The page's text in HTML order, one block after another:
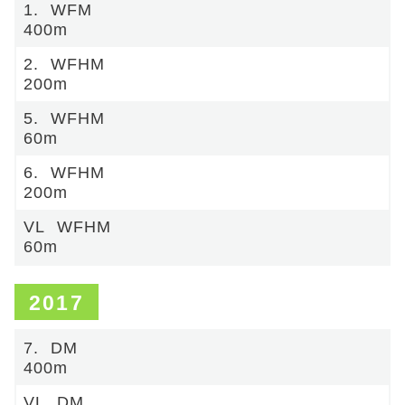
1.
WFM
400m
2.
WFHM
200m
5.
WFHM
60m
6.
WFHM
200m
VL
WFHM
60m
2017
7.
DM
400m